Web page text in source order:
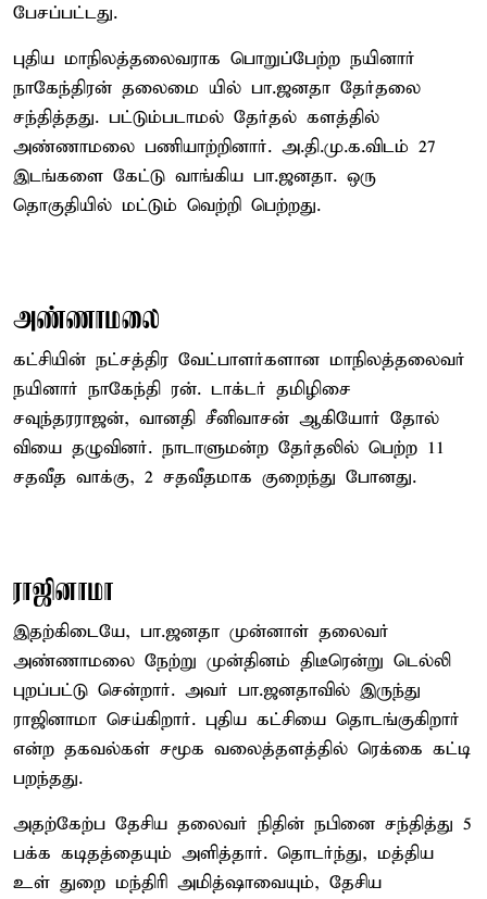
பேசப்பட்டது.
புதிய மாநிலத்தலைவராக பொறுப்பேற்ற நயினார்
நாகேந்திரன் தலைமை யில் பா.ஜனதா தேர்தலை
சந்தித்தது. பட்டும்படாமல் தேர்தல் களத்தில்
அண்ணாமலை பணியாற்றினார். அ.தி.மு.க.விடம் 27
இடங்களை கேட்டு வாங்கிய பா.ஜனதா. ஒரு
தொகுதியில் மட்டும் வெற்றி பெற்றது.
அண்ணாமலை
கட்சியின் நட்சத்திர வேட்பாளர்களான மாநிலத்தலைவர்
நயினார் நாகேந்தி ரன். டாக்டர் தமிழிசை
சவுந்தரராஜன், வானதி சீனிவாசன் ஆகியோர் தோல்
வியை தழுவினர். நாடாளுமன்ற தேர்தலில் பெற்ற 11
சதவீத வாக்கு, 2 சதவீதமாக குறைந்து போனது.
ராஜினாமா
இதற்கிடையே, பா.ஜனதா முன்னாள் தலைவர்
அண்ணாமலை நேற்று முன்தினம் திடீரென்று டெல்லி
புறப்பட்டு சென்றார். அவர் பா.ஜனதாவில் இருந்து
ராஜினாமா செய்கிறார். புதிய கட்சியை தொடங்குகிறார்
என்ற தகவல்கள் சமூக வலைத்தளத்தில் ரெக்கை கட்டி
பறந்தது.
அதற்கேற்ப தேசிய தலைவர் நிதின் நபினை சந்தித்து 5
பக்க கடிதத்தையும் அளித்தார். தொடர்ந்து, மத்திய
உள் துறை மந்திரி அமித்ஷாவையும், தேசிய